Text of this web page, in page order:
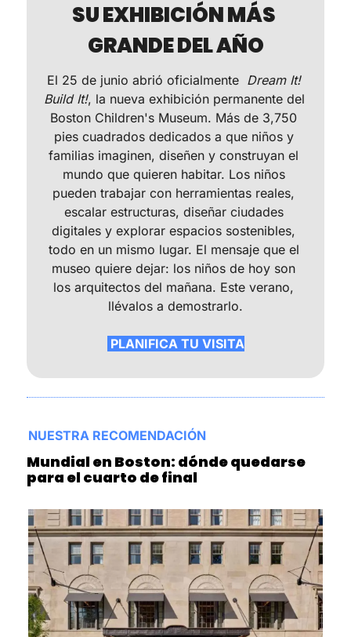
SU EXHIBICIÓN MÁS
GRANDE DEL AÑO
El 25 de junio abrió oficialmente Dream It!
Build It!, la nueva exhibición permanente del
Boston Children's Museum. Más de 3,750
pies cuadrados dedicados a que niños y
familias imaginen, diseñen y construyan el
mundo que quieren habitar. Los niños
pueden trabajar con herramientas reales,
escalar estructuras, diseñar ciudades
digitales y explorar espacios sostenibles,
todo en un mismo lugar. El mensaje que el
museo quiere dejar: los niños de hoy son
los arquitectos del mañana. Este verano,
llévalos a demostrarlo.
PLANIFICA TU VISITA
NUESTRA RECOMENDACIÓN
Mundial en Boston: dónde quedarse
para el cuarto de final